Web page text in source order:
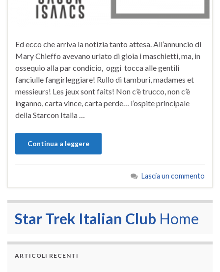
Ed ecco che arriva la notizia tanto attesa. All’annuncio di
Mary Chieffo avevano urlato di gioia i maschietti, ma, in
ossequio alla par condicio, oggi tocca alle gentili
fanciulle fangirleggiare! Rullo di tamburi, madames et
messieurs! Les jeux sont faits! Non c’è trucco, non c’è
inganno, carta vince, carta perde… l’ospite principale
della Starcon Italia …
Continua a leggere
Lascia un commento
Star Trek Italian Club Home
ARTICOLI RECENTI